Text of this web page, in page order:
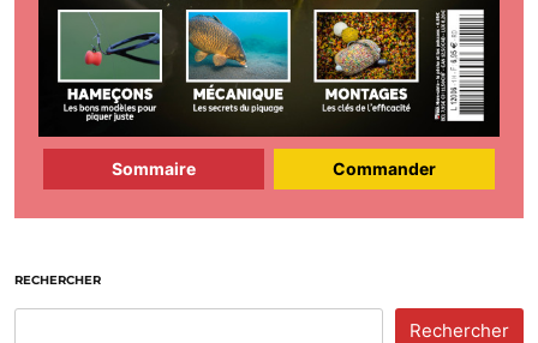
Sommaire Commander
RECHERCHER
Rechercher